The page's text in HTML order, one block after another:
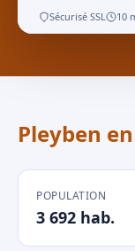
Sécurisé SSL 10
Pleyben
POPULATION
3 692 hab.